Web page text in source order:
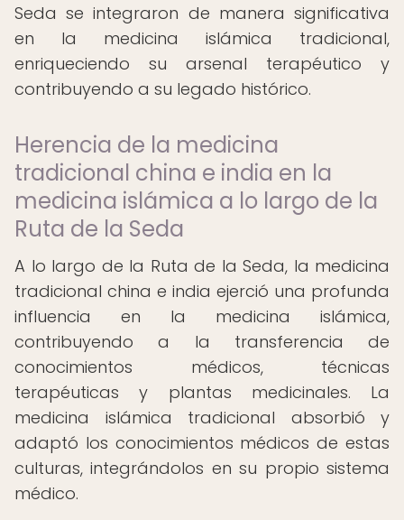
Seda se integraron de manera significativa
en la medicina islámica tradicional,
enriqueciendo su arsenal terapéutico y
contribuyendo a su legado histórico.
Herencia de la medicina
tradicional china e india en la
medicina islámica a lo largo de la
Ruta de la Seda
A lo largo de la Ruta de la Seda, la medicina
tradicional china e india ejerció una profunda
influencia en la medicina islámica,
contribuyendo a la transferencia de
conocimientos médicos, técnicas
terapéuticas y plantas medicinales. La
medicina islámica tradicional absorbió y
adaptó los conocimientos médicos de estas
culturas, integrándolos en su propio sistema
médico.